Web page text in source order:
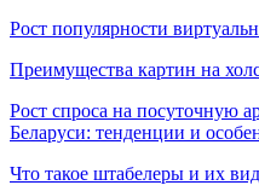
Рост популярности
Преимущества картин на
Рост спроса на посуточную
Беларуси: тенденции и
Что такое штабелеры и их